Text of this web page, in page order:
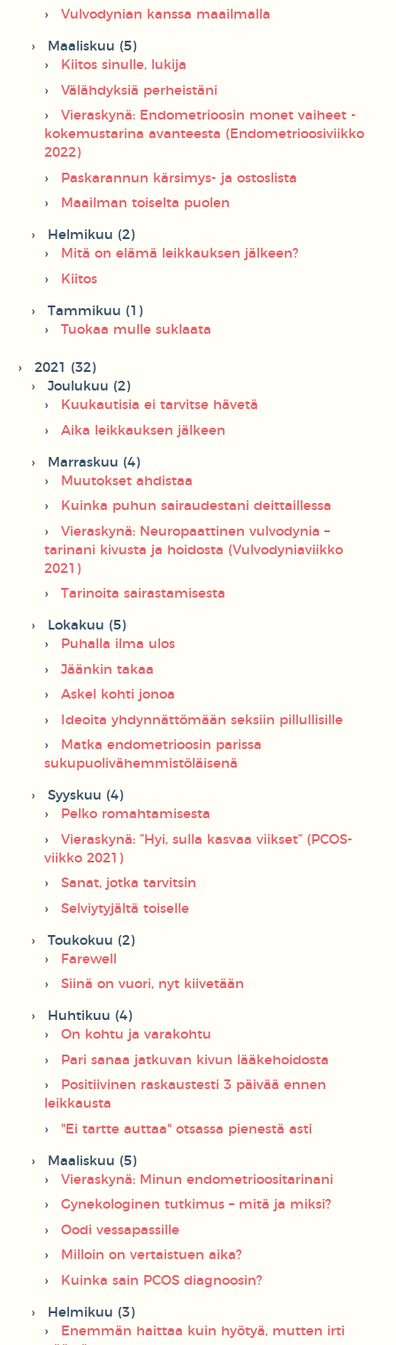
Vulvodynian kanssa maailmalla
Maaliskuu (5)
Kiitos sinulle, lukija
Välähdyksiä perheistäni
Vieraskynä: Endometrioosin monet vaiheet -
kokemustarina avanteesta (Endometrioosiviikko
2022)
Paskarannun kärsimys- ja ostoslista
Maailman toiselta puolen
Helmikuu (2)
Mitä on elämä leikkauksen jälkeen?
Kiitos
Tammikuu (1)
Tuokaa mulle suklaata
2021 (32)
Joulukuu (2)
Kuukautisia ei tarvitse hävetä
Aika leikkauksen jälkeen
Marraskuu (4)
Muutokset ahdistaa
Kuinka puhun sairaudestani deittaillessa
Vieraskynä: Neuropaattinen vulvodynia –
tarinani kivusta ja hoidosta (Vulvodyniaviikko
2021)
Tarinoita sairastamisesta
Lokakuu (5)
Puhalla ilma ulos
Jäänkin takaa
Askel kohti jonoa
Ideoita yhdynnättömään seksiin pillullisille
Matka endometrioosin parissa
sukupuolivähemmistöläisenä
Syyskuu (4)
Pelko romahtamisesta
Vieraskynä: ”Hyi, sulla kasvaa viikset” (PCOS-
viikko 2021)
Sanat, jotka tarvitsin
Selviytyjältä toiselle
Toukokuu (2)
Farewell
Siinä on vuori, nyt kiivetään
Huhtikuu (4)
On kohtu ja varakohtu
Pari sanaa jatkuvan kivun lääkehoidosta
Positiivinen raskaustesti 3 päivää ennen
leikkausta
"Ei tartte auttaa" otsassa pienestä asti
Maaliskuu (5)
Vieraskynä: Minun endometrioositarinani
Gynekologinen tutkimus – mitä ja miksi?
Oodi vessapassille
Milloin on vertaistuen aika?
Kuinka sain PCOS diagnoosin?
Helmikuu (3)
Enemmän haittaa kuin hyötyä, mutten irti